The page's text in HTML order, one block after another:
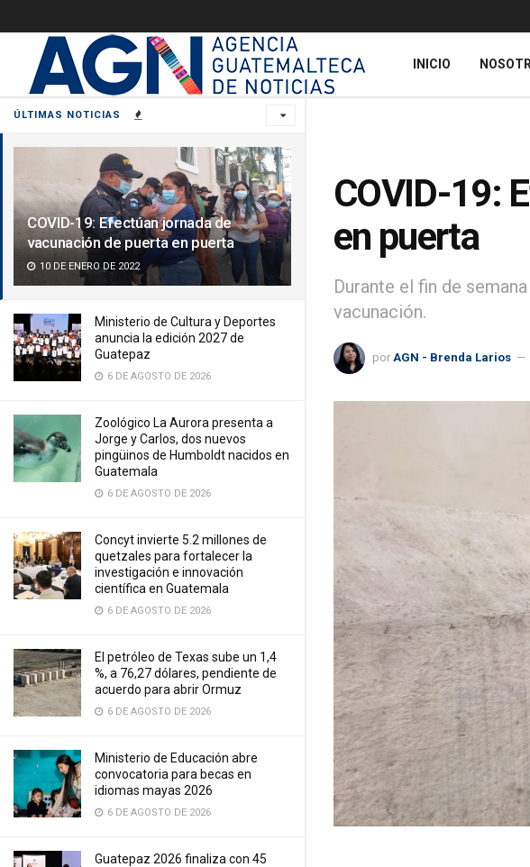
ÚLTIMAS NOTICIAS
COVID-19: Efectúan jornada de
vacunación de puerta en puerta
10 DE ENERO DE 2022
Ministerio de Cultura y Deportes
anuncia la edición 2027 de
Guatepaz
6 DE AGOSTO DE 2026
Zoológico La Aurora presenta a
Jorge y Carlos, dos nuevos
pingüinos de Humboldt nacidos en
Guatemala
6 DE AGOSTO DE 2026
Concyt invierte 5.2 millones de
quetzales para fortalecer la
investigación e innovación
científica en Guatemala
6 DE AGOSTO DE 2026
El petróleo de Texas sube un 1,4
%, a 76,27 dólares, pendiente de
acuerdo para abrir Ormuz
6 DE AGOSTO DE 2026
Ministerio de Educación abre
convocatoria para becas en
idiomas mayas 2026
6 DE AGOSTO DE 2026
Guatepaz 2026 finaliza con 45
INICIO
COVID-19:
en puerta
Durante el fin de
vacunación.
por AGN - Brenda Larios